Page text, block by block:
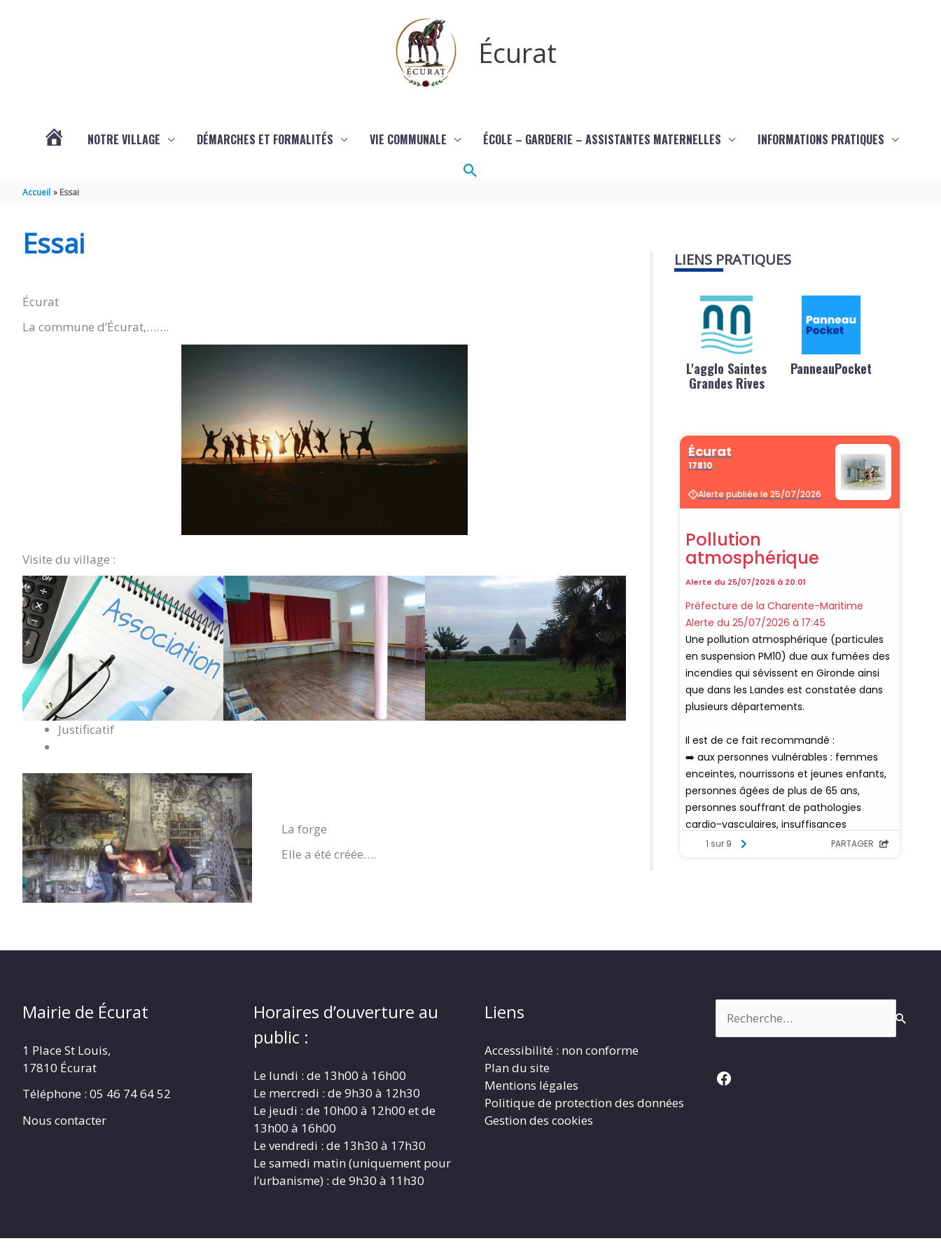
Écurat
NOTRE VILLAGE DÉMARCHES ET FORMALITÉS VIE COMMUNALE ÉCOLE – GARDERIE – ASSISTANTES MATERNELLES INFORMATIONS PRATIQUES
Rechercher
Accueil Essai
Essai
Écurat
La commune d’Écurat,…….
Visite du village :
Justificatif
La forge
Elle a été créée….
LIENS PRATIQUES
L'agglo Saintes
Grandes Rives
PanneauPocket
Mairie de Écurat
1 Place St Louis,
17810 Écurat
Téléphone : 05 46 74 64 52
Nous contacter
Horaires d’ouverture au
public :
Le lundi : de 13h00 à 16h00
Le mercredi : de 9h30 à 12h30
Le jeudi : de 10h00 à 12h00 et de
13h00 à 16h00
Le vendredi : de 13h30 à 17h30
Le samedi matin (uniquement pour
l’urbanisme) : de 9h30 à 11h30
Liens
Accessibilité : non conforme
Plan du site
Mentions légales
Politique de protection des données
Gestion des cookies
Facebook